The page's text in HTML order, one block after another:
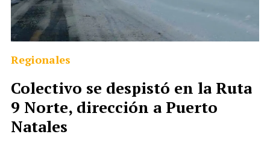
Colectivo se despistó en la Ruta
9 Norte, dirección a Puerto
Natales
Regionales